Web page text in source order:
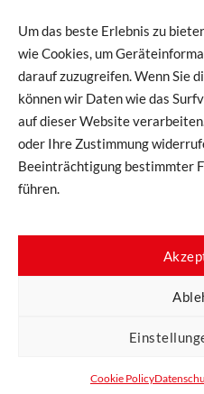
Um das beste Erlebnis zu
wie Cookies, um
darauf zuzugreifen. Wenn Sie
können wir Daten wie das
auf dieser Website
oder Ihre Zustimmung
Beeinträchtigung bestimmter
führen.
Cookie Policy
für exklusive Updates und
Hiermit stimme ich zu, dass
unserer
dürfen.
powered
Copyright © 2024